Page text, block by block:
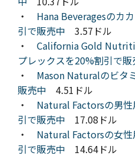
・ Hana Beveragesのカ
引で販売中 3.57ドル
・ California Gold
プレックスを20%割引で販
・ Mason Naturalのビタ
販売中 4.51ドル
・ Natural Factorsの男
引で販売中 17.08ドル
・ Natural Factorsの女
引で販売中 14.64ドル